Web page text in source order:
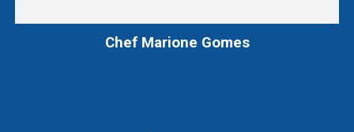
Chef Marione Gomes